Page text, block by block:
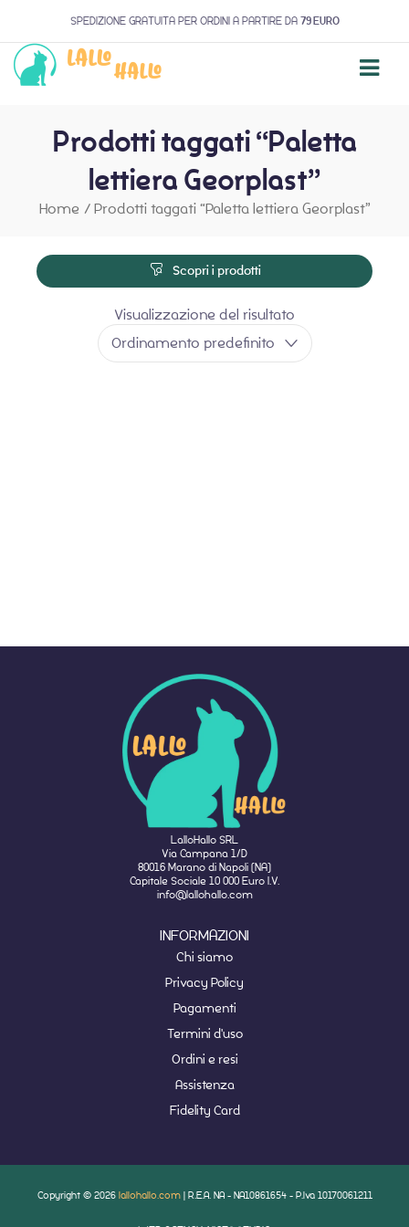
SPEDIZIONE GRATUITA PER ORDINI A PARTIRE DA 79 EURO
Prodotti taggati “Paletta
lettiera Georplast”
Home / Prodotti taggati “Paletta lettiera Georplast”
Scopri i prodotti
Visualizzazione del risultato
Ordinamento predefinito
LalloHallo SRL
Via Campana 1/D
80016 Marano di Napoli (NA)
Capitale Sociale 10 000 Euro I.V.
info@lallohallo.com
INFORMAZIONI
Chi siamo
Privacy Policy
Pagamenti
Termini d'uso
Ordini e resi
Assistenza
Fidelity Card
Copyright © 2026 lallohallo.com | R.E.A. NA - NA10861654 - P.Iva 10170061211